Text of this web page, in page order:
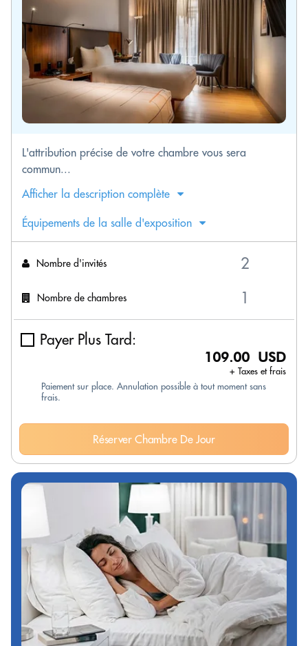
L'attribution précise de votre chambre vous sera
commun...
Afficher la description complète
Équipements de la salle d'exposition
Nombre d'invités
Nombre de chambres
Payer Plus Tard:
109.00 USD
+ Taxes et frais
Paiement sur place. Annulation possible à tout moment sans
frais.
Réserver Chambre De Jour